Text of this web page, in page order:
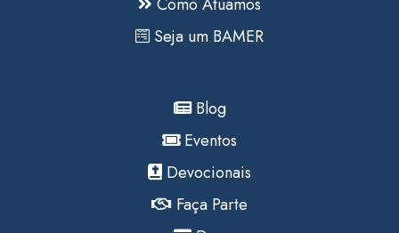
Seja um BAMER
Blog
Eventos
Devocionais
Faça Parte